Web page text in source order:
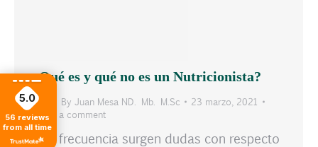
¿Qué es y qué no es un Nutricionista?
Blog By Juan Mesa ND. Mb. M.Sc
23 marzo, 2021
Leave a comment
Con frecuencia surgen dudas con respecto
5.0
56 reviews
from all time